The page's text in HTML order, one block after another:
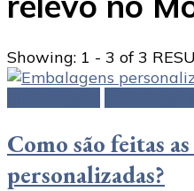
Showing: 1 - 3 of 3
Como são feitas
personalizadas?